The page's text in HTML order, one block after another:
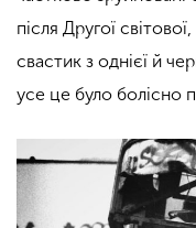
після Другої
свастик з однієї й
усе це було болісно